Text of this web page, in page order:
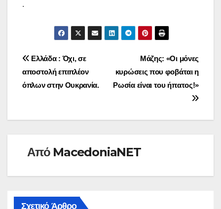
.
Πλοήγηση
άρθρων
Μάζης: «Οι μόνες
κυρώσεις που φοβάται η
Ρωσία είναι του ήπατος!»
Ελλάδα : Όχι, σε
αποστολή επιπλέον
όπλων στην Ουκρανία.
Από MacedoniaNET
Σχετικό Άρθρο